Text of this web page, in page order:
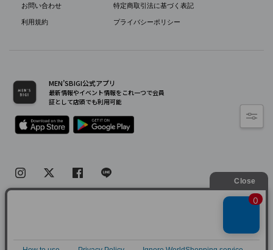
お問い合わせ
利用規約
特定商取引法に基づく表記
プライバシーポリシー
MEN’SBIGI公式アプリ
最新情報やイベント情報をこれ一つで会員
証として店頭でも利用可能